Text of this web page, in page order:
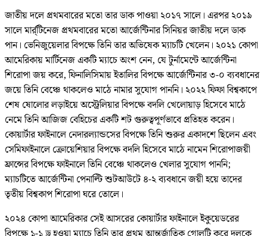
জাতীয় দলে প্রথমবারের মতো তার ডাক পাওয়া ২০১৭ সালে। এরপর ২০১৯
সালে মার্র্টিনেজ প্রথমবারের মতো আর্জেন্টিনার সিনিয়র জাতীয় দলে ডাক
পান। ভেনিজুয়েলার বিপক্ষে তিনি তার অভিষেক ম্যাচটি খেলেন। ২০২১ কোপা
আমেরিকায় মার্টিনেজ একটি ম্যাচে অংশ নেন, যে টুর্নামেন্টে আর্জেন্টিনা
শিরোপা জয় করে, ফিনালিসিমায় ইতালির বিপক্ষে আর্জেন্টিনার ৩-০ ব্যবধানের
জয়ে তিনি বেঞ্চে থাকলেও মাঠে নামার সুযোগ পাননি। ২০২২ ফিফা বিশ্বকাপে
শেষ ষোলোর লড়াইয়ে অস্ট্রেলিয়ার বিপক্ষে বদলি খেলোয়াড় হিসেবে মাঠে
নেমে তিনি আজিজ বেহিচের একটি শট গুরুত্বপূর্ণভাবে প্রতিহত করেন।
কোয়ার্টার ফাইনালে নেদারল্যান্ডসের বিপক্ষে তিনি শুরুর একাদশে ছিলেন এবং
সেমিফাইনালে ক্রোয়েশিয়ার বিপক্ষে বদলি হিসেবে মাঠে নামেন শিরোপাজয়ী
ফ্রান্সের বিপক্ষে ফাইনালে তিনি বেঞ্চে থাকলেও খেলার সুযোগ পাননি;
ম্যাচটিতে আর্জেন্টিনা পেনাল্টি শুটআউটে ৪-২ ব্যবধানে জয়ী হয়ে তাদের
তৃতীয় বিশ্বকাপ শিরোপা ঘরে তোলে।
২০২৪ কোপা আমেরিকার সেই আসরের কোয়ার্টার ফাইনালে ইকুয়েডরের